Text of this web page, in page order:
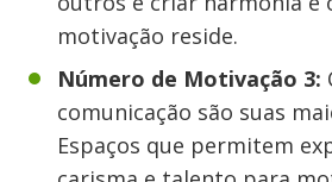
motivação reside.
Número de Motivação 3:
comunicação são suas
Espaços que permitem